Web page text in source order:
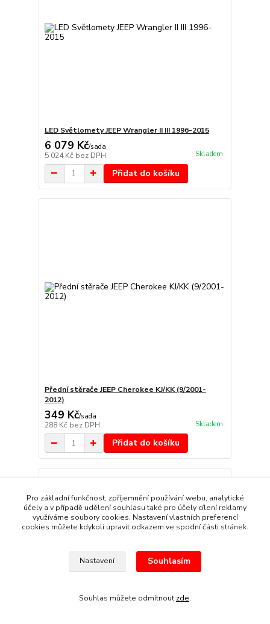
LED Světlomety JEEP Wrangler II III 1996-2015
6 079 Kč/sada
5 024 Kč bez DPH Skladem
Přidat do košíku
Přední stěrače JEEP Cherokee KJ/KK (9/2001-
2012)
349 Kč/sada
288 Kč bez DPH Skladem
Přidat do košíku
Pro základní funkčnost, zpříjemnění používání webu, analytické
účely a v případě udělení souhlasu také pro účely cílení reklamy
využíváme soubory cookies. Nastavení vlastních preferencí
cookies můžete kdykoli upravit odkazem ve spodní části stránek.
Nastavení Souhlasím
Souhlas můžete odmítnout zde.